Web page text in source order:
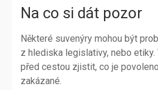
Na co si dát pozor
Některé suvenýry mohou být
z hlediska legislativy, nebo
před cestou zjistit, co je
zakázané.